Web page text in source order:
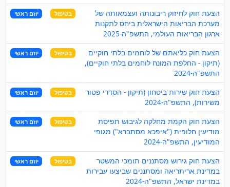
הצעת חוק לחיזוק ריבונותה ועצמאותה של
מערכת הבריאות הישראלית ביחס לתקנות
ארגון הבריאות העולמי, התשפ"ה-2025
בטיפול יוזם ראשי
הצעת חוק כליאתם של לוחמים בלתי חוקיים
(תיקון - החלפת המונח לוחמים בלתי חוקיים),
התשפ"ה-2024
בטיפול יוזם ראשי
הצעת חוק שירות ביטחון (תיקון - הסדרי פטור
משירות), התשפ"ה-2024
בטיפול יוזם ראשי
הצעת חוק הקמת מחלקה לגיבוש תפיסת
מודיעין חלופית ("איפכא מסתברא") מגופי
המודיעין, התשפ"ה-2024
בטיפול יוזם ראשי
הצעת חוק גירוש מסתננים תומכי המשטר
במדינת אריתריאה ומסתננים שביצעו עבירות
במדינת ישראל, התשפ"ה-2024
בטיפול יוזם ראשי